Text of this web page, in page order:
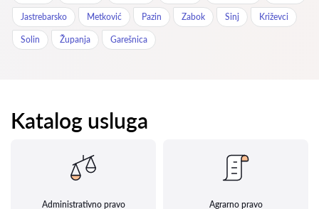
Jastrebarsko Metković Pazin Zabok Sinj Križevci
Solin Županja Garešnica
Katalog usluga
Administrativno pravo Agrarno pravo